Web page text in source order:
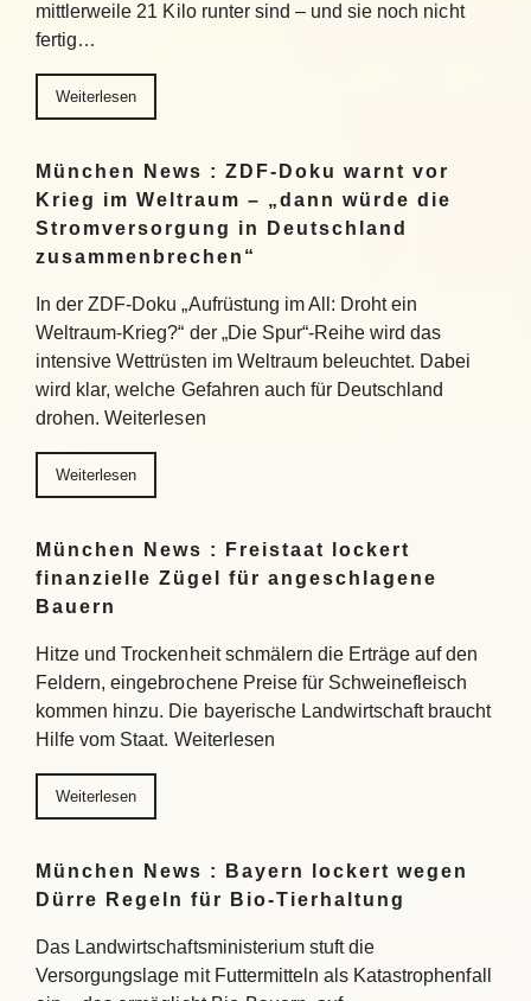
mittlerweile 21 Kilo runter sind – und sie noch nicht
fertig…
Weiterlesen
München News : ZDF-Doku warnt vor
Krieg im Weltraum – „dann würde die
Stromversorgung in Deutschland
zusammenbrechen“
In der ZDF-Doku „Aufrüstung im All: Droht ein
Weltraum-Krieg?“ der „Die Spur“-Reihe wird das
intensive Wettrüsten im Weltraum beleuchtet. Dabei
wird klar, welche Gefahren auch für Deutschland
drohen. Weiterlesen
Weiterlesen
München News : Freistaat lockert
finanzielle Zügel für angeschlagene
Bauern
Hitze und Trockenheit schmälern die Erträge auf den
Feldern, eingebrochene Preise für Schweinefleisch
kommen hinzu. Die bayerische Landwirtschaft braucht
Hilfe vom Staat. Weiterlesen
Weiterlesen
München News : Bayern lockert wegen
Dürre Regeln für Bio-Tierhaltung
Das Landwirtschaftsministerium stuft die
Versorgungslage mit Futtermitteln als Katastrophenfall